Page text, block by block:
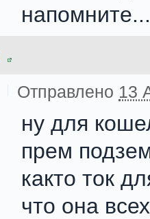
напомните...
Отправлено 13
ну для
прем
както ток
что она